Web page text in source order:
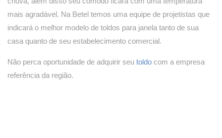
mais agradável. Na Betel temos uma equipe de projetistas que
indicará o melhor modelo de toldos para janela tanto de sua
casa quanto de seu estabelecimento comercial.
Não perca oportunidade de adquirir seu toldo com a empresa
referência da região.